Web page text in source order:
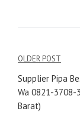
Navigasi
pos
OLDER POST
Supplier Pipa
Wa 0821-3708-
Barat)